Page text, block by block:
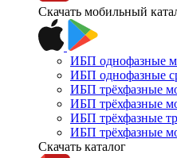
Скачать мобильный
ИБП однофазные
ИБП однофазные
ИБП трёхфазные
ИБП трёхфазные
ИБП трёхфазные
ИБП трёхфазные
Скачать каталог